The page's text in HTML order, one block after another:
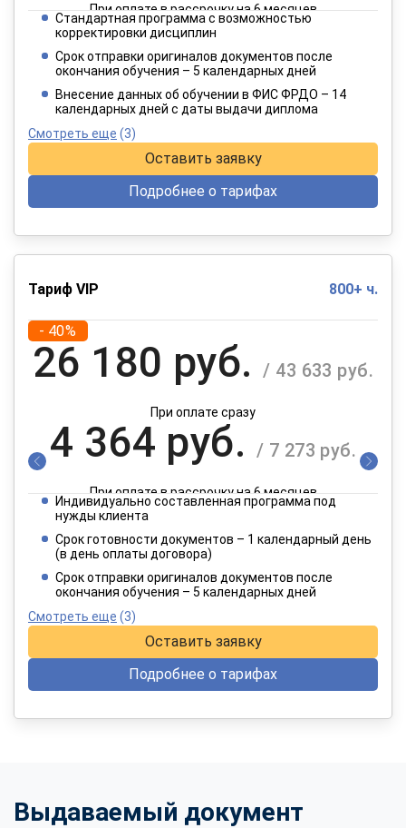
При оплате в рассрочку на 6 месяцев
1 915 руб.
При оплате в рассрочку на 12 месяцев
Стандартная программа с возможностью
корректировки дисциплин
Срок отправки оригиналов документов после
окончания обучения – 5 календарных дней
Внесение данных об обучении в ФИС ФРДО – 14
календарных дней с даты выдачи диплома
Смотреть еще (3)
Оставить заявку
Подробнее о тарифах
Тариф VIP 800+ ч.
- 40%
26 180 руб. / 43 633 руб.
При оплате сразу
4 364 руб. / 7 273 руб.
При оплате в рассрочку на 6 месяцев
2 182 руб. / 3 637 руб.
При оплате в рассрочку на 12 месяцев
Индивидуально составленная программа под
нужды клиента
Срок готовности документов – 1 календарный день
(в день оплаты договора)
Срок отправки оригиналов документов после
окончания обучения – 5 календарных дней
Смотреть еще (3)
Оставить заявку
Подробнее о тарифах
Выдаваемый документ